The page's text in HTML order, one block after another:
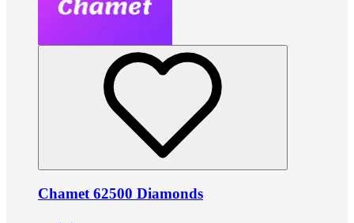
Chamet 62500 Diamonds